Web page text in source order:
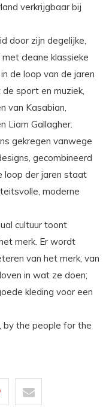
verkrijgbaar bij
door zijn degelijke,
cleane klassieke
de loop van de jaren
sport en muziek,
van Kasabian,
Liam Gallagher.
gekregen vanwege
gecombineerd
loop der jaren staat
moderne
cultuur toont
merk. Er wordt
van het merk, van
in wat ze doen;
kleding voor een
by the people for the